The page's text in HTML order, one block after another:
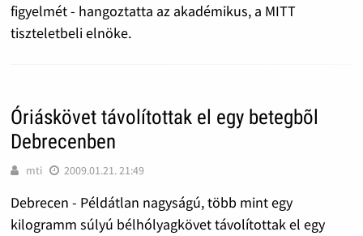
figyelmét - hangoztatta az akadémikus, a MITT
tiszteletbeli elnöke.
Óriáskövet távolítottak el egy betegbõl
Debrecenben
mti 2009.01.21. 21:49
Debrecen - Példátlan nagyságú, több mint egy
kilogramm súlyú bélhólyagkövet távolítottak el egy